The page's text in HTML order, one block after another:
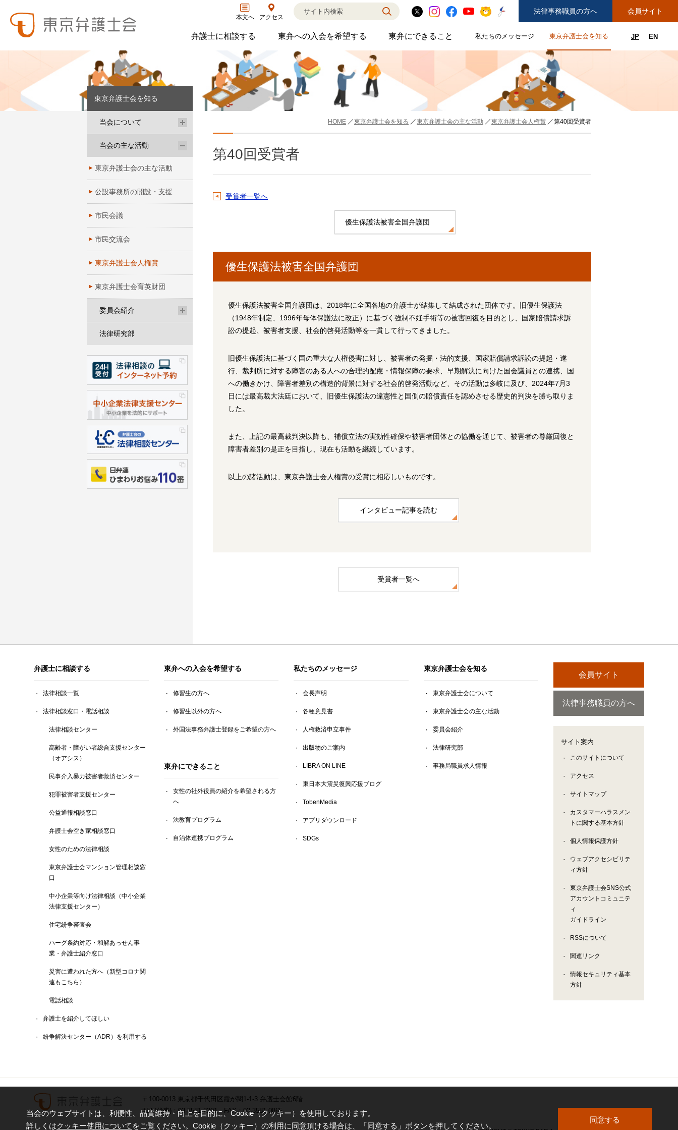
本文へ アクセス
法律事務職員の方へ 会員サイト
弁護士に相談する弁護士に相談するのサブメニューを開閉
東弁への入会を希望する東弁への入会を希望するのサブメニューを開閉
東弁にできること東弁にできることのサブメニューを開閉
私たちのメッセージ私たちのメッセージのサブメニューを開閉
東京弁護士会を知る東京弁護士会を知るのサブメニ
JP EN
HOME 東京弁護士会を知る 東京弁護士会の主な活動 東京弁護士会人権賞 第40回受賞者
第40回受賞者
受賞者一覧へ
優生保護法被害全国弁護団
優生保護法被害全国弁護団
優生保護法被害全国弁護団は、2018年に全国各地の弁護士が結集して結成された団体です。旧優生保護法
（1948年制定、1996年母体保護法に改正）に基づく強制不妊手術等の被害回復を目的とし、国家賠償請求訴
訟の提起、被害者支援、社会的啓発活動等を一貫して行ってきました。
旧優生保護法に基づく国の重大な人権侵害に対し、被害者の発掘・法的支援、国家賠償請求訴訟の提起・遂
行、裁判所に対する障害のある人への合理的配慮・情報保障の要求、早期解決に向けた国会議員との連携、国
への働きかけ、障害者差別の構造的背景に対する社会的啓発活動など、その活動は多岐に及び、2024年7月3
日には最高裁大法廷において、旧優生保護法の違憲性と国側の賠償責任を認めさせる歴史的判決を勝ち取りま
した。
また、上記の最高裁判決以降も、補償立法の実効性確保や被害者団体との協働を通じて、被害者の尊厳回復と
障害者差別の是正を目指し、現在も活動を継続しています。
以上の諸活動は、東京弁護士会人権賞の受賞に相応しいものです。
インタビュー記事を読む
受賞者一覧へ
東京弁護士会を知る
当会について
当会の主な活動
東京弁護士会の主な活動
公設事務所の開設・支援
市民会議
市民交流会
東京弁護士会人権賞
東京弁護士会育英財団
委員会紹介
法律研究部
当会のウェブサイトは、利便性、品質維持・向上を目的に、Cookie（クッキー）を使用しております。
詳しくはクッキー使用について をご覧ください。Cookie（クッキー）の利用に同意頂ける場合は、「同意する」ボタンを押してください。
同意する
弁護士に相談する
法律相談一覧
法律相談窓口・電話相談
法律相談センター
高齢者・障がい者総合支援センター
（オアシス）
民事介入暴力被害者救済センター
犯罪被害者支援センター
公益通報相談窓口
弁護士会空き家相談窓口
女性のための法律相談
東京弁護士会マンション管理相談窓
口
中小企業等向け法律相談（中小企業
法律支援センター）
住宅紛争審査会
ハーグ条約対応・和解あっせん事
業・弁護士紹介窓口
災害に遭われた方へ（新型コロナ関
連もこちら）
電話相談
弁護士を紹介してほしい
紛争解決センター（ADR）を利用する
東弁への入会を希望する
修習生の方へ
修習生以外の方へ
外国法事務弁護士登録をご希望の方へ
東弁にできること
女性の社外役員の紹介を希望される方
へ
法教育プログラム
自治体連携プログラム
私たちのメッセージ
会長声明
各種意見書
人権救済申立事件
出版物のご案内
LIBRA ON LINE
東日本大震災復興応援ブログ
TobenMedia
アプリダウンロード
SDGs
東京弁護士会を知る
東京弁護士会について
東京弁護士会の主な活動
委員会紹介
法律研究部
事務局職員求人情報
会員サイト
法律事務職員の方へ
サイト案内
このサイトについて
アクセス
サイトマップ
カスタマーハラスメン
トに関する基本方針
個人情報保護方針
ウェブアクセシビリテ
ィ方針
東京弁護士会SNS公式
アカウントコミュニテ
ィ
ガイドライン
RSSについて
関連リンク
情報セキュリティ基本
方針
〒100-0013 東京都千代田区霞が関1-1-3 弁護士会館6階
TEL(代表)：03-3581-2201 FAX：03-3581-0865